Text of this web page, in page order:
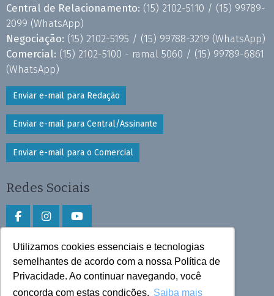
Utilizamos cookies essenciais e tecnologias
semelhantes de acordo com a nossa Política de
Privacidade. Ao continuar navegando, você
concorda com estas condições. Saiba mais
Central de Relacionamento: (15) 2102-5110 / (15) 99789-
2099 (WhatsApp)
Negociação: (15) 2102-5195 / (15) 99788-3219 (WhatsApp)
Comercial: (15) 2102-5100 - ramal 5060 / (15) 99789-6861
(WhatsApp)
Enviar e-mail para Redação
Enviar e-mail para Central/Assinante
Enviar e-mail para o Comercial
Redes Sociais
Faça download do aplicativo
Play Store e App Store